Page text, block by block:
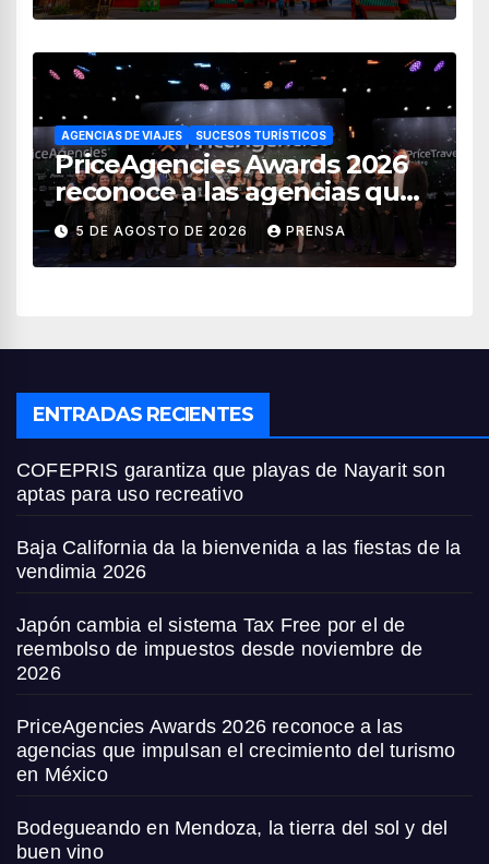
AGENCIAS DE VIAJES SUCESOS TURÍSTICOS
PriceAgencies Awards 2026
reconoce a las agencias que
impulsan el crecimiento del
turismo en México
5 DE AGOSTO DE 2026 PRENSA
ENTRADAS RECIENTES
COFEPRIS garantiza que playas de Nayarit son
aptas para uso recreativo
Baja California da la bienvenida a las fiestas de la
vendimia 2026
Japón cambia el sistema Tax Free por el de
reembolso de impuestos desde noviembre de
2026
PriceAgencies Awards 2026 reconoce a las
agencias que impulsan el crecimiento del turismo
en México
Bodegueando en Mendoza, la tierra del sol y del
buen vino